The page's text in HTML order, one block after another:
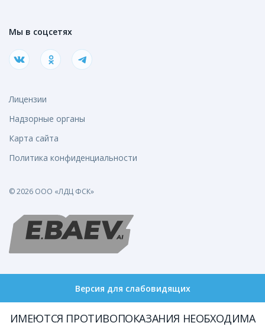
Мы в соцсетях
Лицензии
Надзорные органы
Карта сайта
Политика конфиденциальности
© 2026 ООО «ЛДЦ ФСК»
Версия для слабовидящих
ИМЕЮТСЯ ПРОТИВОПОКАЗАНИЯ НЕОБХОДИМА